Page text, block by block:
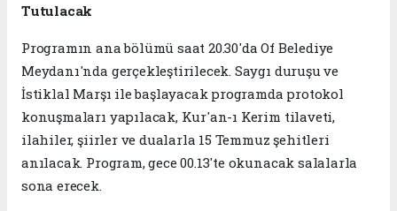
Tutulacak
Programın ana bölümü saat 20.30'da Of Belediye
Meydanı'nda gerçekleştirilecek. Saygı duruşu ve
İstiklal Marşı ile başlayacak programda protokol
konuşmaları yapılacak, Kur'an-ı Kerim tilaveti,
ilahiler, şiirler ve dualarla 15 Temmuz şehitleri
anılacak. Program, gece 00.13'te okunacak salalarla
sona erecek.